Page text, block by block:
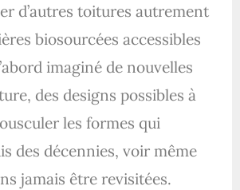
d’autres toitures autrement
biosourcées accessibles
imaginé de nouvelles
des designs possibles à
les formes qui
des décennies, voir même
jamais être revisitées.